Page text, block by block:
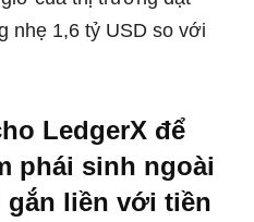
nhẹ 1,6 tỷ USD so với
LedgerX để
phái sinh ngoài
gắn liền với tiền